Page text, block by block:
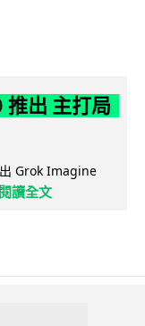
出 主打局
Grok Imagine
閱讀全文